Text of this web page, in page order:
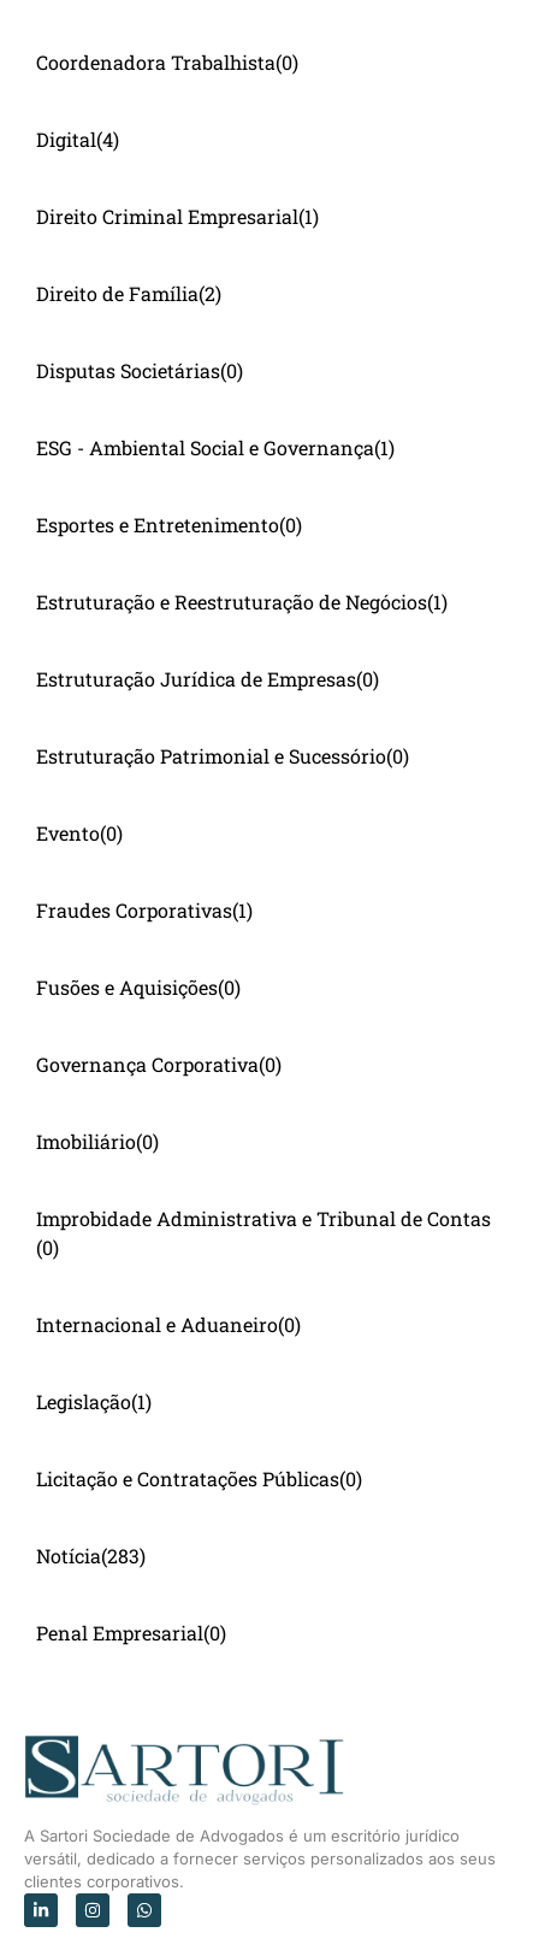
Coordenadora Trabalhista(0)
Digital(4)
Direito Criminal Empresarial(1)
Direito de Família(2)
Disputas Societárias(0)
ESG - Ambiental Social e Governança(1)
Esportes e Entretenimento(0)
Estruturação e Reestruturação de Negócios(1)
Estruturação Jurídica de Empresas(0)
Estruturação Patrimonial e Sucessório(0)
Evento(0)
Fraudes Corporativas(1)
Fusões e Aquisições(0)
Governança Corporativa(0)
Imobiliário(0)
Improbidade Administrativa e Tribunal de Contas
(0)
Internacional e Aduaneiro(0)
Legislação(1)
Licitação e Contratações Públicas(0)
Notícia(283)
Penal Empresarial(0)
A Sartori Sociedade de Advogados é um escritório jurídico
versátil, dedicado a fornecer serviços personalizados aos seus
clientes corporativos.